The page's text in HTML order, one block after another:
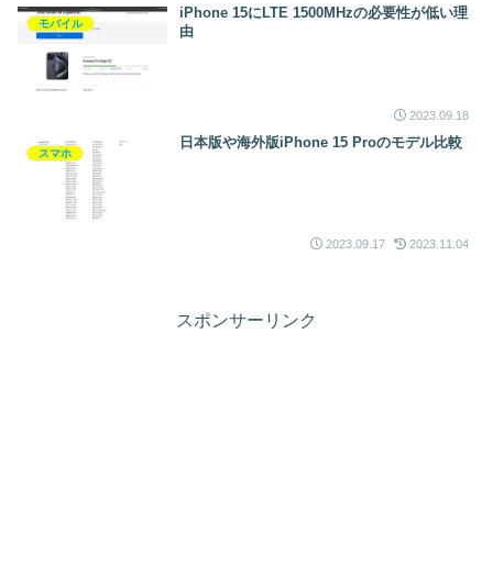
モバイル
iPhone 15にLTE 1500MHzの必要性が低い理
由
2023.09.18
スマホ
日本版や海外版iPhone 15 Proのモデル比較
2023.09.17 2023.11.04
スポンサーリンク